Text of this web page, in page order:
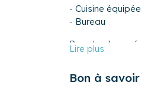
- Cuisine équipée
- Bureau
Rez-de-chaussée :
- Une spacieuse
- Une élégante cuisine
Bon à savoir